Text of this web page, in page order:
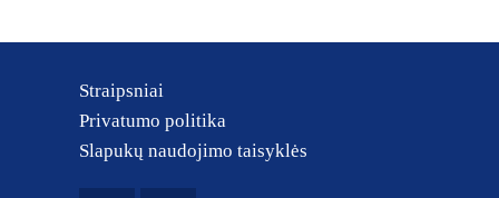
Straipsniai
Privatumo politika
Slapukų naudojimo taisyklės